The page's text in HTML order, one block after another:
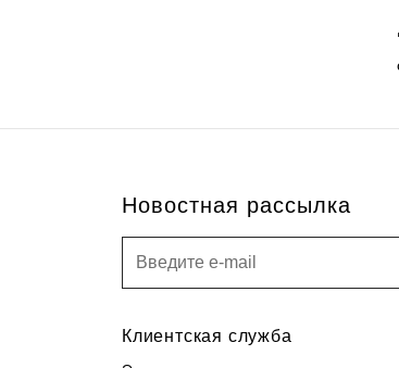
Новостная рассылка
Клиентская служба